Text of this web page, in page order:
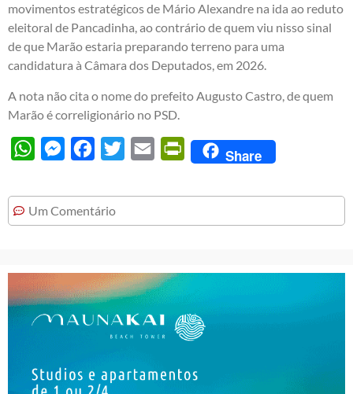
movimentos estratégicos de Mário Alexandre na ida ao reduto
eleitoral de Pancadinha, ao contrário de quem viu nisso sinal
de que Marão estaria preparando terreno para uma
candidatura à Câmara dos Deputados, em 2026.
A nota não cita o nome do prefeito Augusto Castro, de quem
Marão é correligionário no PSD.
WhatsAppMessengerFacebook
Twitter Email PrintFriendly
Share
Um Comentário